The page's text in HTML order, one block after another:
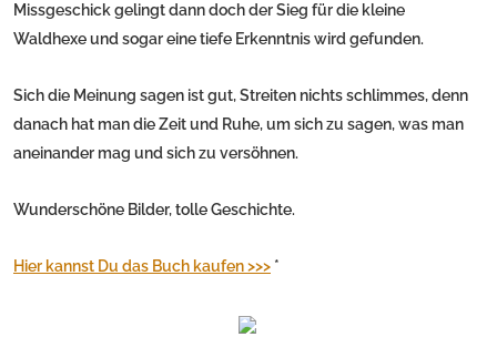
Missgeschick gelingt dann doch der Sieg für die kleine
Waldhexe und sogar eine tiefe Erkenntnis wird gefunden.
Sich die Meinung sagen ist gut, Streiten nichts schlimmes, denn
danach hat man die Zeit und Ruhe, um sich zu sagen, was man
aneinander mag und sich zu versöhnen.
Wunderschöne Bilder, tolle Geschichte.
Hier kannst Du das Buch kaufen >>> *